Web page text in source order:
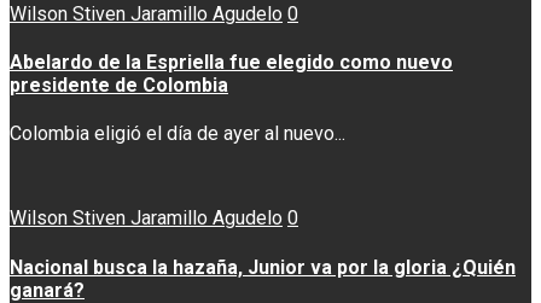
Wilson Stiven Jaramillo Agudelo 0
Abelardo de la Espriella fue elegido como nuevo
presidente de Colombia
Colombia eligió el día de ayer al nuevo...
Wilson Stiven Jaramillo Agudelo 0
Nacional busca la hazaña, Junior va por la gloria ¿Quién
ganará?